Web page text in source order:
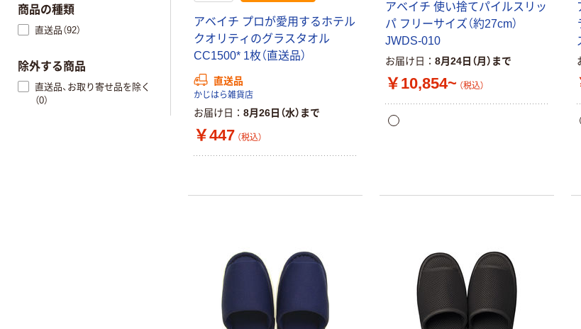
アベイチ プロが愛用するホテル
クオリティのグラスタオル
CC1500* 1枚（直送品）
直送品
かじはら雑貨店
お届け日 8月26日（水）まで
￥447 （税込）
アベイチ 使い捨てパイルスリッ
パ フリーサイズ（約27cm）
JWDS-010
お届け日 8月24日（月）まで
￥10,854~ （税込）
商品の種類
直送品（92）
除外する商品
直送品、お取り寄せ品を除く
（0）